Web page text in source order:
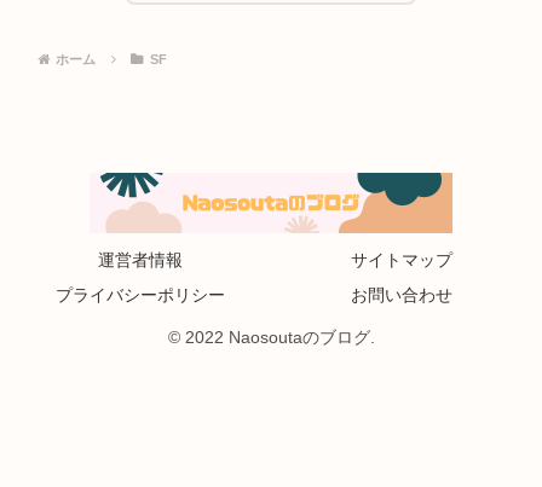
ホーム SF
運営者情報
サイトマップ
プライバシーポリシー
お問い合わせ
© 2022 Naosoutaのブログ.